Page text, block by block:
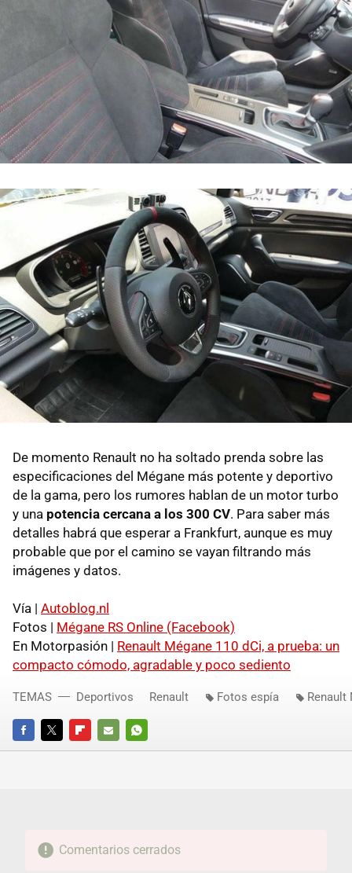
De momento Renault no ha soltado prenda sobre las
especificaciones del Mégane más potente y deportivo
de la gama, pero los rumores hablan de un motor turbo
y una potencia cercana a los 300 CV. Para saber más
detalles habrá que esperar a Frankfurt, aunque es muy
probable que por el camino se vayan filtrando más
imágenes y datos.
Vía | Autoblog.nl
Fotos | Mégane RS Online (Facebook)
En Motorpasión | Renault Mégane 110 dCi, a prueba: un
compacto cómodo, agradable y poco sediento
FACEBOOKTWITTERFLIPBOARD
E-
WHATSAPP
TEMAS Deportivos Renault Fotos espía Renault
Comentarios cerrados